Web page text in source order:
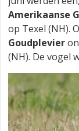
Amerikaanse
op Texel (NH).
Goudplevier
(NH). De vogel